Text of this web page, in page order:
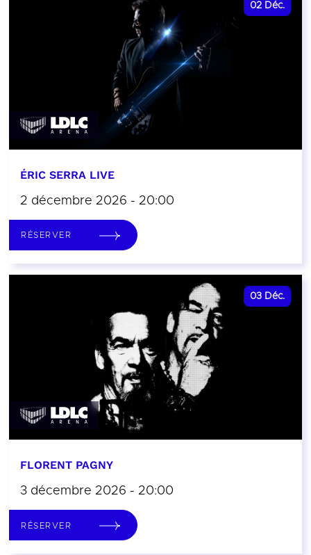
02 Déc.
ÉRIC SERRA LIVE
2 décembre 2026 - 20:00
RÉSERVER
03 Déc.
FLORENT PAGNY
3 décembre 2026 - 20:00
RÉSERVER